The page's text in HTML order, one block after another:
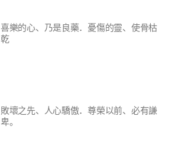
喜樂的心、乃是良藥．憂傷的靈、使骨枯
乾
敗壞之先、人心驕傲．尊榮以前、必有謙
卑。